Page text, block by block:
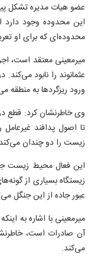
عضو هیات مدیره تشکل
این محدوده وجود دارد
محدوده‌ای که برای او
میرمعینی معتقد است،
عثمانوند را نابود
ورود ریزگردها به منطقه
وی خاطرنشان کرد: قطع
تا اصول پدافند
زیست را دو چندان
این فعال محیط زیست
زیستگاه‌ بسیاری از
عبور جاده از این جنگل
میرمعینی با اشاره به
آن صادرات است،
می‌کند.